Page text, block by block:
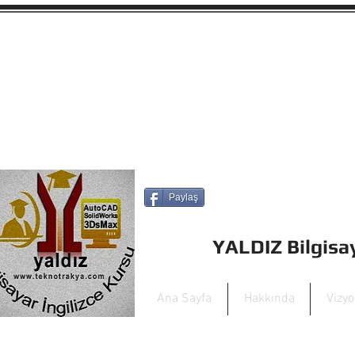
YALDIZ
Paylaş
Ana Sayfa Hakkında